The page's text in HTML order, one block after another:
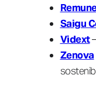
Saigu
Vidext
Zenova